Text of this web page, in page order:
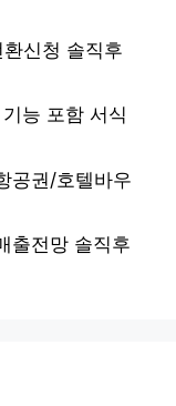
신청 솔직후
능 포함 서식
공권/호텔바우
출전망 솔직후